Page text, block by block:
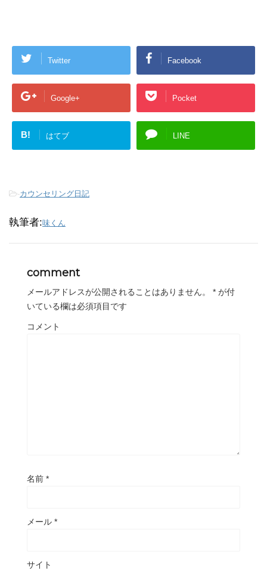
Twitter Facebook
Google+ Pocket
B! はてブ LINE
-カウンセリング日記
執筆者:味くん
comment
メールアドレスが公開されることはありません。 * が付
いている欄は必須項目です
コメント
名前 *
メール *
サイト